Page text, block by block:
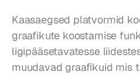
Kaasaegsed platvormid
graafikute koostamise
ligipääsetavatesse
muudavad graafikuid mis